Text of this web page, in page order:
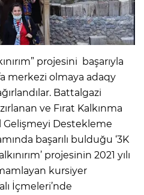
projesini başarıyla
merkezi olmaya adaqy
Battalgazi
ve Fırat Kalkınma
Gelişmeyi Destekleme
başarılı bulduğu ‘3K
projesinin 2021 yılı
kursiyer
İçmeleri’nde